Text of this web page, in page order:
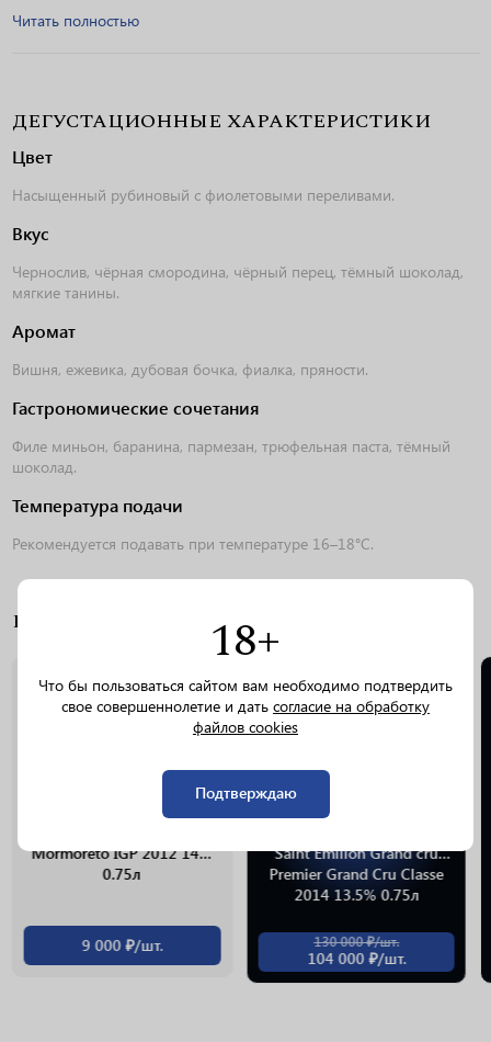
18+
Что бы пользоваться сайтом вам необходимо подтвердить
свое совершеннолетие и дать согласие на обработку
файлов cookies
Подтверждаю
Читать полностью
ДЕГУСТАЦИОННЫЕ ХАРАКТЕРИСТИКИ
Цвет
Насыщенный рубиновый с фиолетовыми переливами.
Вкус
Чернослив, чёрная смородина, чёрный перец, тёмный шоколад,
мягкие танины.
Аромат
Вишня, ежевика, дубовая бочка, фиалка, пряности.
Гастрономические сочетания
Филе миньон, баранина, пармезан, трюфельная паста, тёмный
шоколад.
Температура подачи
Рекомендуется подавать при температуре 16–18°C.
ПОХОЖИЕ ТОВАРЫ
0.75 L
Mormoreto IGP 2012 14%
0.75л
9 000 ₽/шт.
Saint Emilion Grand cru
Premier Grand Cru Classe
2014 13.5% 0.75л
130 000 ₽/шт.
104 000 ₽/шт.